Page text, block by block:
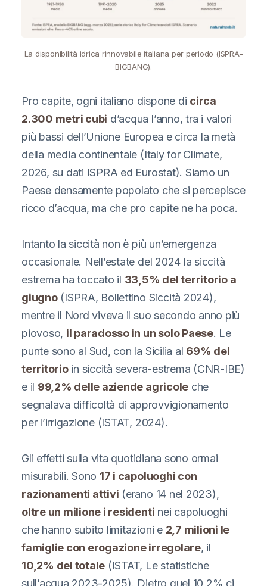
La disponibilità idrica rinnovabile italiana per periodo (ISPRA-
BIGBANG).
Pro capite, ogni italiano dispone di circa
2.300 metri cubi d’acqua l’anno, tra i valori
più bassi dell’Unione Europea e circa la metà
della media continentale (Italy for Climate,
2026, su dati ISPRA ed Eurostat). Siamo un
Paese densamente popolato che si percepisce
ricco d’acqua, ma che pro capite ne ha poca.
Intanto la siccità non è più un’emergenza
occasionale. Nell’estate del 2024 la siccità
estrema ha toccato il 33,5% del territorio a
giugno(ISPRA, Bollettino Siccità 2024),
mentre il Nord viveva il suo secondo anno più
piovoso, il paradosso in un solo Paese. Le
punte sono al Sud, con la Sicilia al 69% del
territorioin siccità severa-estrema (CNR-IBE)
e il 99,2% delle aziende agricole che
segnalava difficoltà di approvvigionamento
per l’irrigazione (ISTAT, 2024).
Gli effetti sulla vita quotidiana sono ormai
misurabili. Sono 17 i capoluoghi con
razionamenti attivi (erano 14 nel 2023),
oltre un milione i residenti nei capoluoghi
che hanno subito limitazioni e 2,7 milioni le
famiglie con erogazione irregolare, il
10,2% del totale (ISTAT, Le statistiche